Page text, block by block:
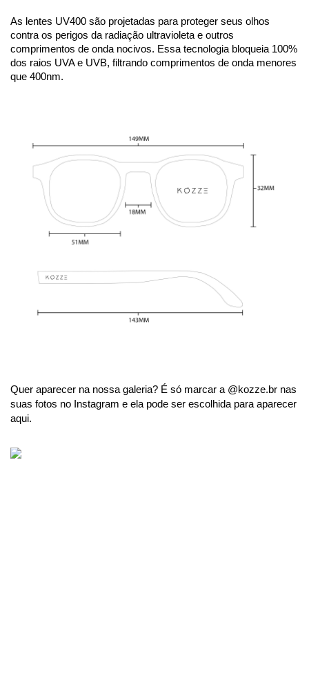
As lentes UV400 são projetadas para proteger seus olhos
contra os perigos da radiação ultravioleta e outros
comprimentos de onda nocivos. Essa tecnologia bloqueia 100%
dos raios UVA e UVB, filtrando comprimentos de onda menores
que 400nm.
Quer aparecer na nossa galeria? É só marcar a @kozze.br nas
suas fotos no Instagram e ela pode ser escolhida para aparecer
aqui.